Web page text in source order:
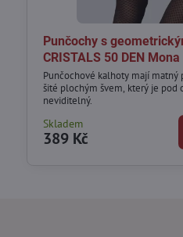
Punčochy s
CRISTALS 50 DEN Mona
Punčochové kalhoty mají matný
šité plochým švem, který je pod
neviditelný.
Skladem
389 Kč